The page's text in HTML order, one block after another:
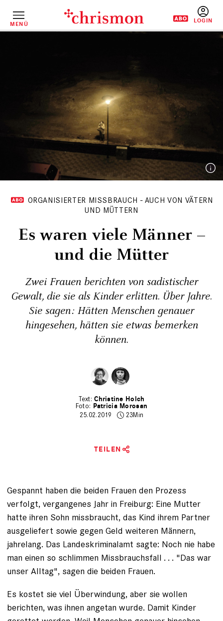
InhaltMENÜ
ORGANISIERTER MISSBRAUCH - AUCH VON VÄTERN
UND MÜTTERN
Es waren viele Männer –
und die Mütter
Zwei Frauen berichten von sadistischer
Gewalt, die sie als Kinder ­erlitten. Über Jahre.
Sie sagen: Hätten Menschen genauer
hingesehen, hätten sie etwas bemerken
können.
Christine Holch
Patricia Morosan
25.02.2019
23Min
TEILEN
Gespannt haben die beiden Frauen den Prozess
verfolgt, vergangenes Jahr in Freiburg: Eine Mutter
hatte ihren Sohn missbraucht, das Kind ihrem Partner
ausgeliefert sowie gegen Geld weiteren Männern,
jahrelang. Das Landeskriminalamt sagte: Noch nie habe
man einen so schlimmen Missbrauchsfall . . . "Das war
unser Alltag", sagen die beiden Frauen.
Es kostet sie viel Überwindung, aber sie wollen
berichten, was ihnen angetan wurde. Damit Kinder